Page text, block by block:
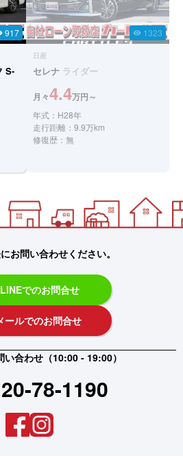
917
S-
visibility 1323
日産
セレナ ライダー
月々4.4万円～
年式：H28年
走行距離：9.9万km
修復歴：無
お問い合わせください。
LINEでのお問合せ
ールでのお問合せ
い合わせ（10:00 - 19:00）
78-1190